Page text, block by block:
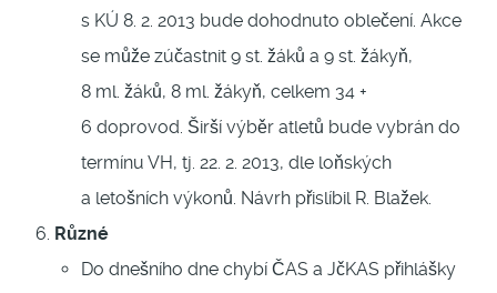
s KÚ 8. 2. 2013 bude dohodnuto oblečení. Akce
se může zúčastnit 9 st. žáků a 9 st. žákyň,
8 ml. žáků, 8 ml. žákyň, celkem 34 +
6 doprovod. Širší výběr atletů bude vybrán do
termínu VH, tj. 22. 2. 2013, dle loňských
a letošních výkonů. Návrh přislíbil R. Blažek.
Různé
Do dnešního dne chybí ČAS a JčKAS přihlášky